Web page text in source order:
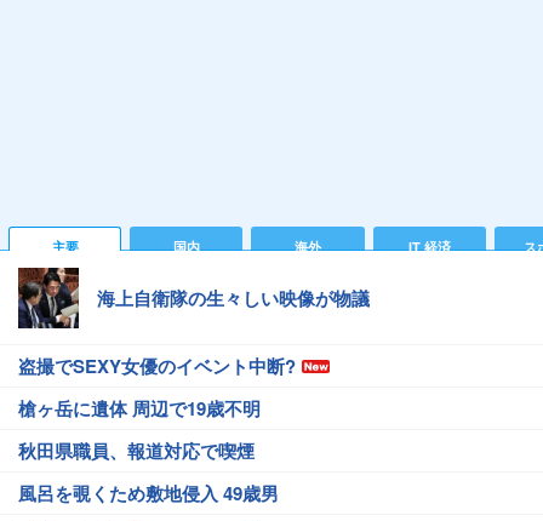
主要 国内 海外 IT 経済 ス
海上自衛隊の生々しい映像が物議
盗撮でSEXY女優のイベント中断?
槍ヶ岳に遺体 周辺で19歳不明
秋田県職員、報道対応で喫煙
風呂を覗くため敷地侵入 49歳男